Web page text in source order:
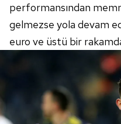
performansından
gelmezse yola devam
euro ve üstü bir